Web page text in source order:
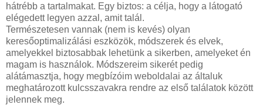
hátrébb a tartalmakat. Egy biztos: a célja, hogy a látogató
elégedett legyen azzal, amit talál.
Természetesen vannak (nem is kevés) olyan
keresőoptimalizálási eszközök, módszerek és elvek,
amelyekkel biztosabbak lehetünk a sikerben, amelyeket én
magam is használok. Módszereim sikerét pedig
alátámasztja, hogy megbízóim weboldalai az általuk
meghatározott kulcsszavakra rendre az első találatok között
jelennek meg.